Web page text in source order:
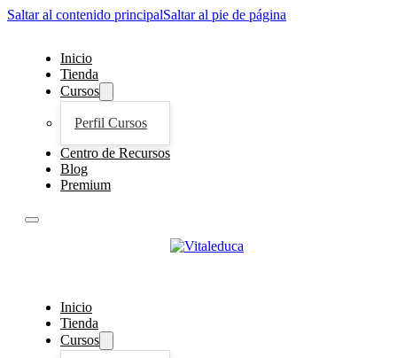
Saltar al contenido principalSaltar al pie de página
Inicio
Tienda
Cursos
Perfil Cursos
Centro de Recursos
Blog
Premium
Inicio
Tienda
Cursos